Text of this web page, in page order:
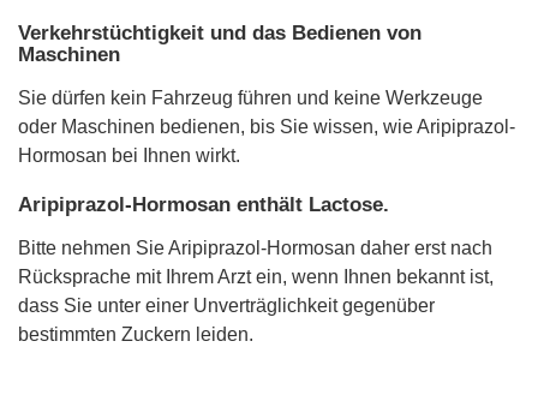
Verkehrstüchtigkeit und das Bedienen von
Maschinen
Sie dürfen kein Fahrzeug führen und keine Werkzeuge
oder Maschinen bedienen, bis Sie wissen, wie Aripiprazol-
Hormosan bei Ihnen wirkt.
Aripiprazol-Hormosan enthält Lactose.
Bitte nehmen Sie Aripiprazol-Hormosan daher erst nach
Rücksprache mit Ihrem Arzt ein, wenn Ihnen bekannt ist,
dass Sie unter einer Unverträglichkeit gegenüber
bestimmten Zuckern leiden.